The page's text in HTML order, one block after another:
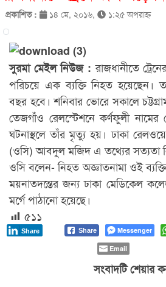
প্রকাশিত : ১৪ মে, ২০১৬, ১:২৫ অপরাহ্ণ
সুরমা মেইল নিউজ : রাজধানীতে
পরিচয়ে এক ব্যক্তি নিহত
বছর হবে। শনিবার ভোরে সকালে
তেজগাঁও রেলস্টেশনে কর্ণফুলী নামের
ঘটনাস্থলে তাঁর মৃত্যু হয়। ঢাকা রেলওয়ে
(ওসি) আবদুল মজিদ এ তথ্যের সত্যতা
ওসি বলেন- নিহত অজ্ঞাতনামা ওই
ময়নাতদন্তের জন্য ঢাকা মেডিকেল
মর্গে পাঠানো হয়েছে।
৫১১
Share Messenger
Share
Email
সংবাদটি শেয়ার